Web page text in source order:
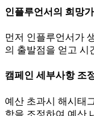
인플루언서의 희망
먼저 인플루언서가
의 출발점을 얻고 시
캠페인 세부사항 조
예산 초과시 해시태
항을 조정하여 예산